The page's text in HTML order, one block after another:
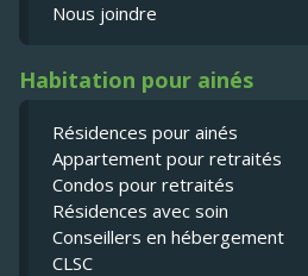
Nous joindre
Habitation pour ainés
Résidences pour ainés
Appartement pour retraités
Condos pour retraités
Résidences avec soin
Conseillers en hébergement
CLSC